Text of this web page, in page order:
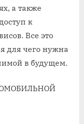
а также
к
Все это
для чего нужна
в будущем.